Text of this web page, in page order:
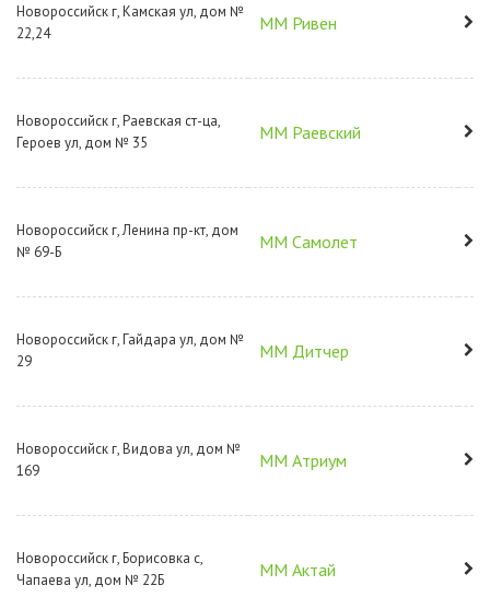
Новороссийск г, Камская ул, дом №
22,24
ММ Ривен
Новороссийск г, Раевская ст-ца,
Героев ул, дом № 35
ММ Раевский
Новороссийск г, Ленина пр-кт, дом
№ 69-Б
ММ Самолет
Новороссийск г, Гайдара ул, дом №
29
ММ Дитчер
Новороссийск г, Видова ул, дом №
169
ММ Атриум
Новороссийск г, Борисовка с,
Чапаева ул, дом № 22Б
ММ Актай